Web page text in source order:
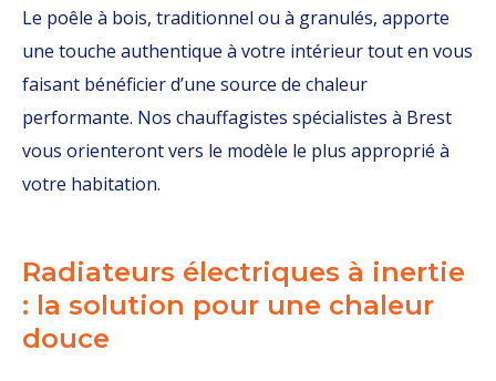
Le poêle à bois, traditionnel ou à granulés, apporte
une touche authentique à votre intérieur tout en vous
faisant bénéficier d’une source de chaleur
performante. Nos chauffagistes spécialistes à Brest
vous orienteront vers le modèle le plus approprié à
votre habitation.
Radiateurs électriques à inertie
: la solution pour une chaleur
douce